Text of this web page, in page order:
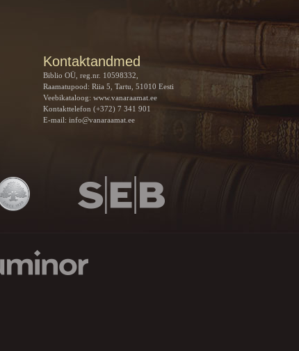
Kontaktandmed
Biblio OÜ, reg.nr. 10598332,
Raamatupood: Riia 5, Tartu, 51010 Eesti
Veebikataloog: www.vanaraamat.ee
Kontakttelefon (+372) 7 341 901
E-mail: info@vanaraamat.ee